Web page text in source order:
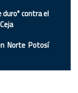
duro" contra el
Norte Potosí